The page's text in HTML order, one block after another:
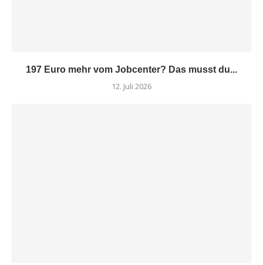
197 Euro mehr vom Jobcenter? Das musst du...
12. Juli 2026